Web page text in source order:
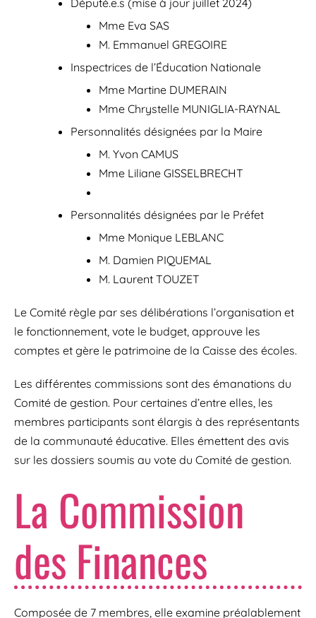
Député.e.s (mise à jour juillet 2024)
Mme Eva SAS
M. Emmanuel GREGOIRE
Inspectrices de l’Éducation Nationale
Mme Martine DUMERAIN
Mme Chrystelle MUNIGLIA-RAYNAL
Personnalités désignées par la Maire
M. Yvon CAMUS
Mme Liliane GISSELBRECHT
Personnalités désignées par le Préfet
Mme Monique LEBLANC
M. Damien PIQUEMAL
M. Laurent TOUZET
Le Comité règle par ses délibérations l’organisation et
le fonctionnement, vote le budget, approuve les
comptes et gère le patrimoine de la Caisse des écoles.
Les différentes commissions sont des émanations du
Comité de gestion. Pour certaines d’entre elles, les
membres participants sont élargis à des représentants
de la communauté éducative. Elles émettent des avis
sur les dossiers soumis au vote du Comité de gestion.
La Commission
des Finances
Composée de 7 membres, elle examine préalablement